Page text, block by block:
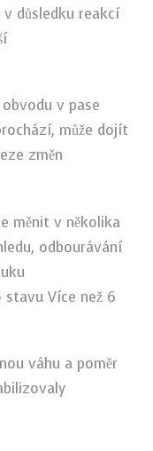
důsledku reakcí
v pase
může dojít
změn
měnit v několika
odbourávání
Více než 6
váhu a poměr